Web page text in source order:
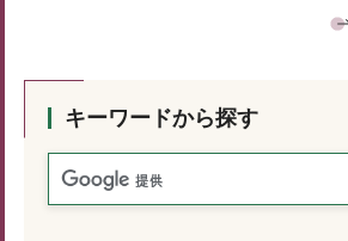
キーワードから探す